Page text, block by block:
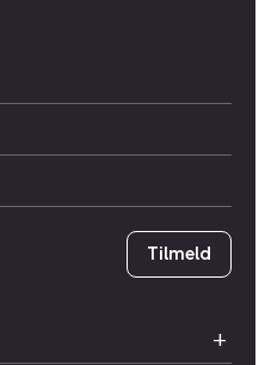
Tilmeld